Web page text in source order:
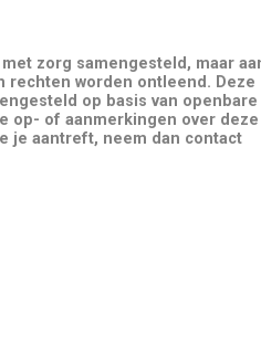
zorg samengesteld, maar
rechten worden ontleend. Deze
op basis van openbare
op- of aanmerkingen over deze
je aantreft, neem dan contact